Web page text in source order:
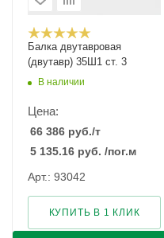
Балка двутавровая
(двутавр) 35Ш1 ст. 3
В наличии
Цена:
66 386 руб./т
5 135.16 руб. /пог.м
Арт.: 93042
КУПИТЬ В 1 КЛИК